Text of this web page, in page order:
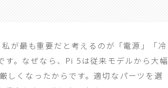
が最も重要だと考えるのが「電源」「冷
。なぜなら、Pi 5は従来モデルから大幅
しくなったからです。適切なパーツを選